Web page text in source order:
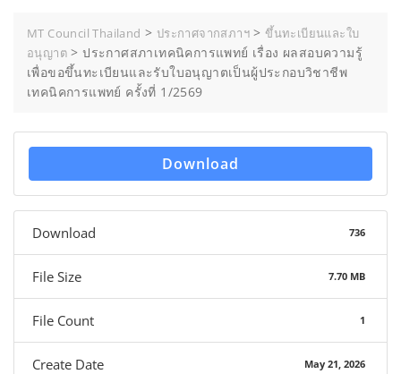
MT Council Thailand > ประกาศจากสภาฯ >ขึ้นทะเบียนและใบ
อนุญาต >ประกาศสภาเทคนิคการแพทย์ เรื่อง ผลสอบความรู้
เพื่อขอขึ้นทะเบียนและรับใบอนุญาตเป็นผู้ประกอบวิชาชีพ
เทคนิคการแพทย์ ครั้งที่ 1/2569
Download
Download 736
File Size 7.70 MB
File Count 1
Create Date May 21, 2026